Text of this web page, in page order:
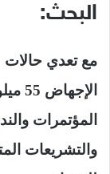
البحث:
مع تعدي حالات
المؤتمرات
والتشريعات